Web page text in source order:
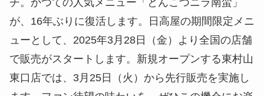
チ。かつての人気メニュー「とんこつニラ南蛮」
が、16年ぶりに復活します。日高屋の期間限定メニ
ューとして、2025年3月28日（金）より全国の店舗
で販売がスタートします。新規オープンする東村山
東口店では、3月25日（火）から先行販売を実施し